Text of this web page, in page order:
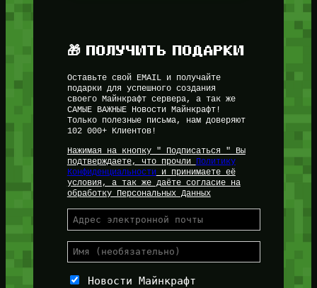
🎁 ПОЛУЧИТЬ ПОДАРКИ
Оставьте свой EMAIL и получайте
подарки для успешного создания
своего Майнкрафт сервера, а так же
САМЫЕ ВАЖНЫЕ Новости Майнкрафт!
Только полезные письма, нам доверяют
102 000+ Клиентов!
Нажимая на кнопку " Подписаться " Вы
подтверждаете, что прочли Политику
Конфиденциальностии принимаете её
условия, а так же даёте согласие на
обработку Персональных Данных
Новости Майнкрафт